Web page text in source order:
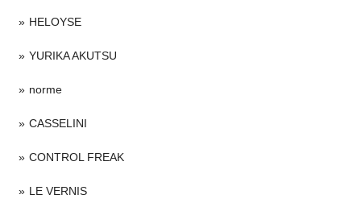
HELOYSE
YURIKA AKUTSU
norme
CASSELINI
CONTROL FREAK
LE VERNIS